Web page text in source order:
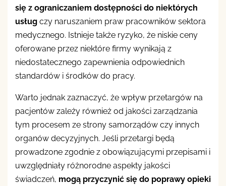
się z ograniczaniem dostępności do niektórych
usług czy naruszaniem praw pracowników sektora
medycznego. Istnieje także ryzyko, że niskie ceny
oferowane przez niektóre firmy wynikają z
niedostatecznego zapewnienia odpowiednich
standardów i środków do pracy.
Warto jednak zaznaczyć, że wpływ przetargów na
pacjentów zależy również od jakości zarządzania
tym procesem ze strony samorządów czy innych
organów decyzyjnych. Jeśli przetargi będą
prowadzone zgodnie z obowiązującymi przepisami i
uwzględniały różnorodne aspekty jakości
świadczeń, mogą przyczynić się do poprawy opieki